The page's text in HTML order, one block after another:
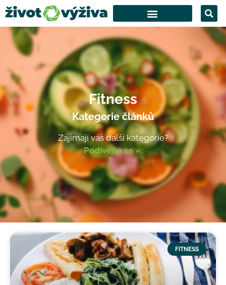
Fitness
Kategorie článků
Zajímají vás další kategorie?
Podívejte se ».
FITNESS